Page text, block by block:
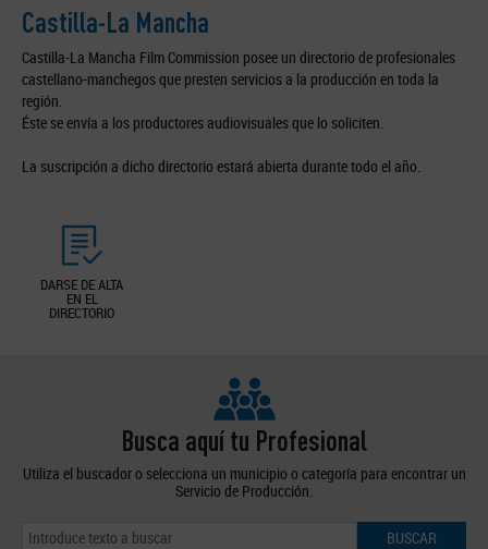
Castilla-La Mancha
Castilla-La Mancha Film Commission posee un directorio de profesionales
castellano-manchegos que presten servicios a la producción en toda la
región.
Éste se envía a los productores audiovisuales que lo soliciten.
La suscripción a dicho directorio estará abierta durante todo el año.
DARSE DE ALTA
EN EL
DIRECTORIO
Busca aquí tu Profesional
Utiliza el buscador o selecciona un municipio o categoría para encontrar un
Servicio de Producción.
BUSCAR